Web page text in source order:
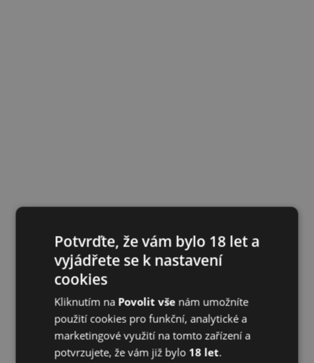
Potvrďte, že vám bylo 18 let a
vyjádřete se k nastavení
cookies
Kliknutím na Povolit vše nám umožníte
použití cookies pro funkční, analytické a
marketingové využití na tomto zařízení a
potvrzujete, že vám již bylo 18 let.